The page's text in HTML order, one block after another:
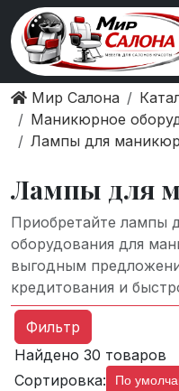
Мир Салона
Маникюрное
Лампы для
Лампы для
Приобретайте лампы
оборудования для
выгодным
кредитования и
Фильтр
Найдено 30 товаров
Сортировка:
По